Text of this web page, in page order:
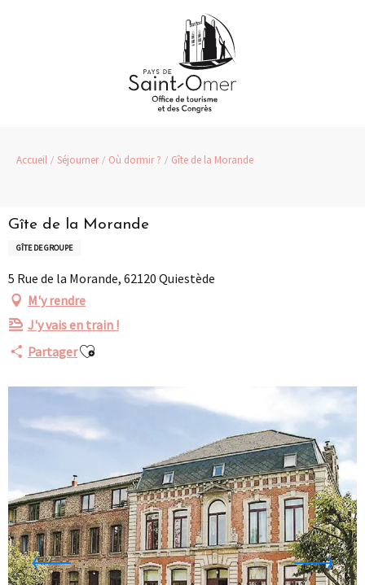
Accueil Séjourner Où dormir ? Gîte de la Morande
Gîte de la Morande
GÎTE DE GROUPE
5 Rue de la Morande, 62120 Quiestède
M'y rendre
J'y vais en train !
PartagerAjouter aux favoris